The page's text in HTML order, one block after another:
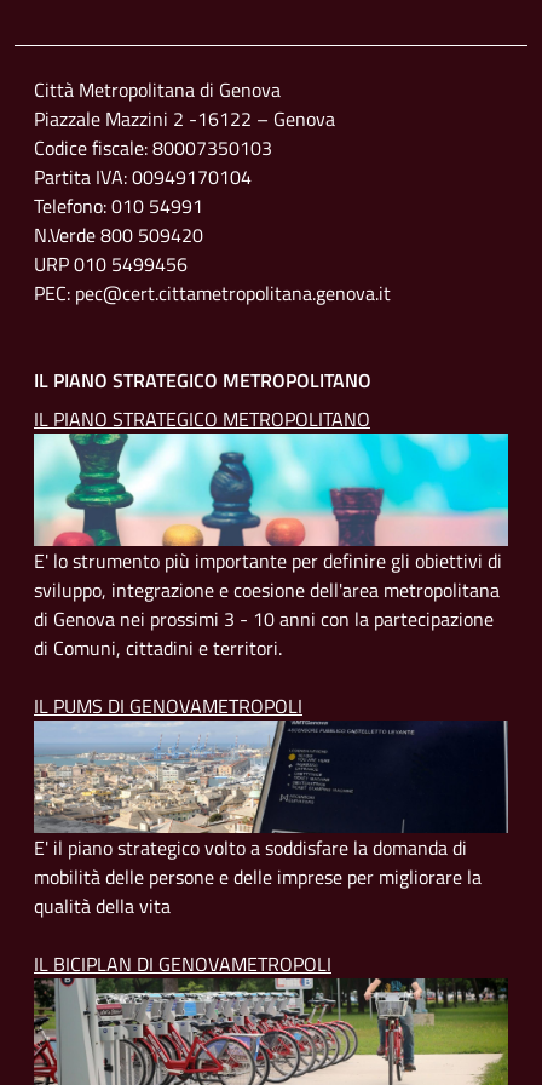
Città Metropolitana di Genova
Piazzale Mazzini 2 -16122 – Genova
Codice fiscale: 80007350103
Partita IVA: 00949170104
Telefono: 010 54991
N.Verde 800 509420
URP 010 5499456
PEC: pec@cert.cittametropolitana.genova.it
IL PIANO STRATEGICO METROPOLITANO
IL PIANO STRATEGICO METROPOLITANO
E' lo strumento più importante per definire gli obiettivi di
sviluppo, integrazione e coesione dell'area metropolitana
di Genova nei prossimi 3 - 10 anni con la partecipazione
di Comuni, cittadini e territori.
IL PUMS DI GENOVAMETROPOLI
E' il piano strategico volto a soddisfare la domanda di
mobilità delle persone e delle imprese per migliorare la
qualità della vita
IL BICIPLAN DI GENOVAMETROPOLI